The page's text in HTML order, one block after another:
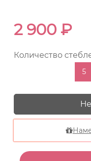
2 900 ₽
Количество
5